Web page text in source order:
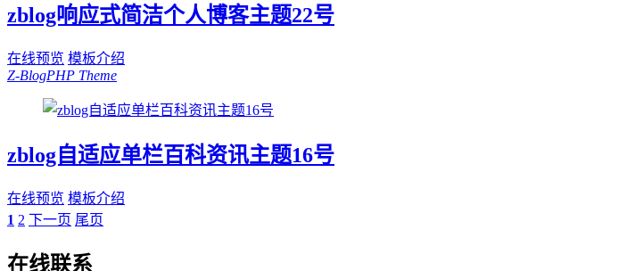
zblog响应式简洁个人博客主题22号
在线预览 模板介绍
Z-BlogPHP Theme
zblog自适应单栏百科资讯主题16号
在线预览 模板介绍
1 2 下一页 尾页
在线联系